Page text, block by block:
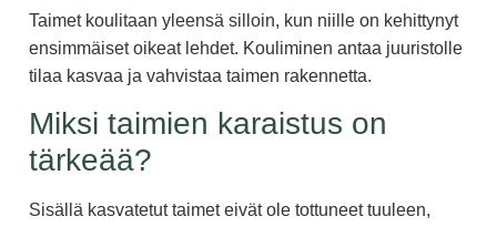
Taimet koulitaan yleensä silloin, kun niille on kehittynyt
ensimmäiset oikeat lehdet. Kouliminen antaa juuristolle
tilaa kasvaa ja vahvistaa taimen rakennetta.
Miksi taimien karaistus on
tärkeää?
Sisällä kasvatetut taimet eivät ole tottuneet tuuleen,